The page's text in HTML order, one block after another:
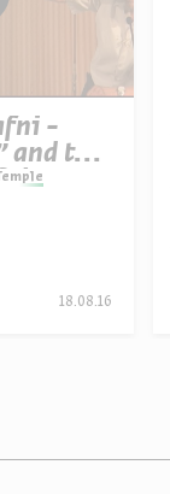
-
and the
the
18.08.16